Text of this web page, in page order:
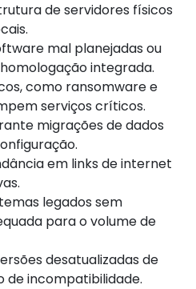
de servidores físicos
mal planejadas ou
integrada.
como ransomware e
serviços críticos.
migrações de dados
em links de internet
legados sem
para o volume de
desatualizadas de
de incompatibilidade.